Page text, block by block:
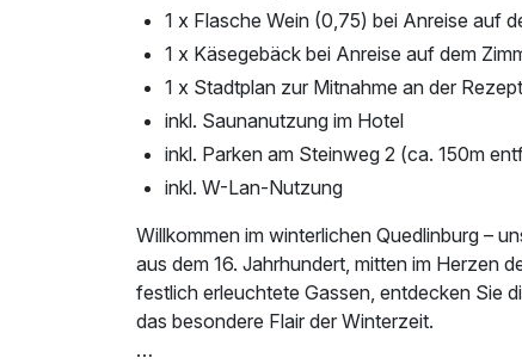
1 x Flasche Wein (0,75) bei Anreise auf
1 x Käsegebäck bei Anreise auf dem
1 x Stadtplan zur Mitnahme an der
inkl. Saunanutzung im Hotel
inkl. Parken am Steinweg 2 (ca. 150m
inkl. W-Lan-Nutzung
Willkommen im winterlichen Quedlinburg –
aus dem 16. Jahrhundert, mitten im Herzen
festlich erleuchtete Gassen, entdecken Sie
das besondere Flair der Winterzeit.